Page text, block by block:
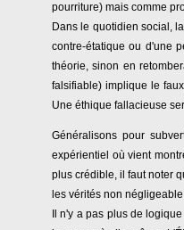
pourriture) mais comme
Dans le quotidien social,
contre-étatique ou d'une
théorie, sinon en
falsifiable) implique le
Une éthique fallacieuse
Généralisons pour
expérientiel où vient
plus crédible, il faut noter
les vérités non
Il n'y a pas plus de